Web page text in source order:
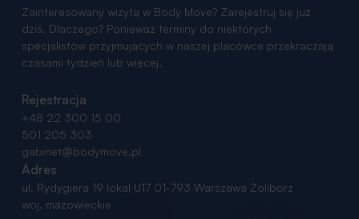
Zainteresowany wizytą w Body Move? Zarejestruj się już
dziś. Dlaczego? Ponieważ terminy do niektórych
specjalistów przyjmujących w naszej placówce przekraczają
czasami tydzień lub więcej.
Rejestracja
+48 22 300 15 00
501 205 303
gabinet@bodymove.pl
Adres
ul. Rydygiera 19 lokal U17 01-793 Warszawa Żoliborz
woj. mazowieckie